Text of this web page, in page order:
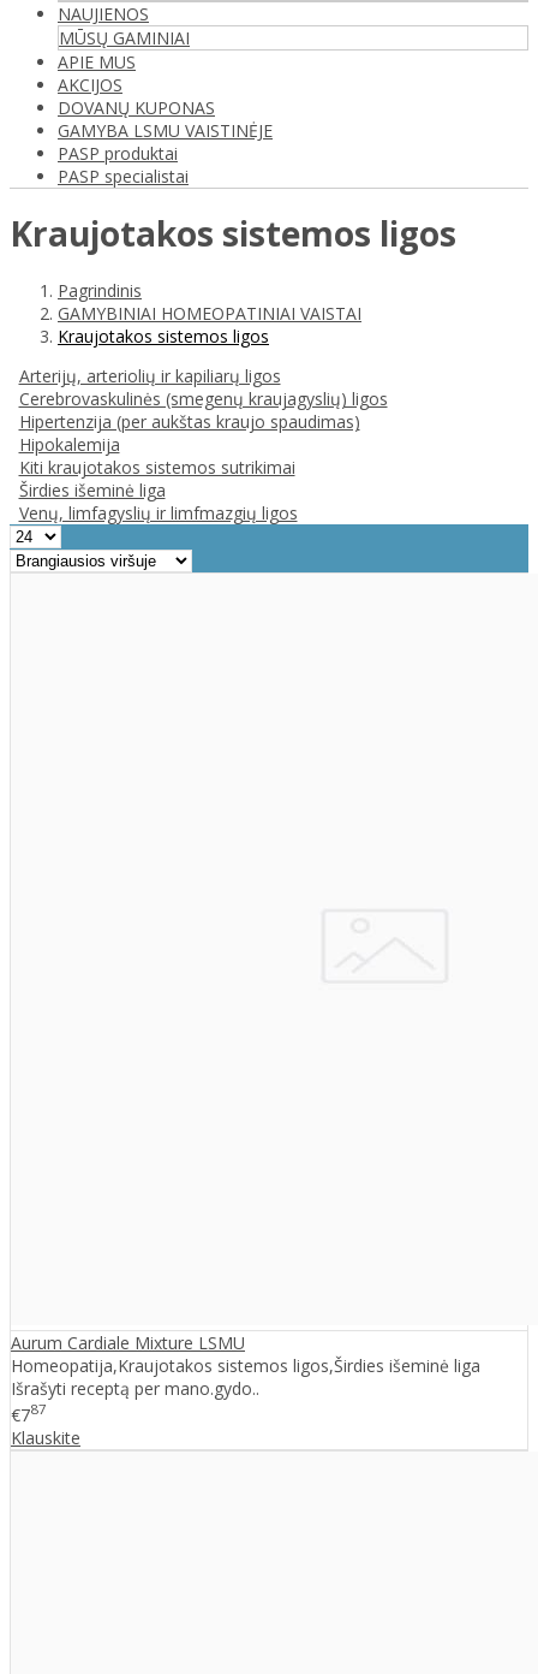
NAUJIENOS
MŪSŲ GAMINIAI
APIE MUS
AKCIJOS
DOVANŲ KUPONAS
GAMYBA LSMU VAISTINĖJE
PASP produktai
PASP specialistai
Kraujotakos sistemos ligos
Pagrindinis
GAMYBINIAI HOMEOPATINIAI VAISTAI
Kraujotakos sistemos ligos
Arterijų, arteriolių ir kapiliarų ligos
Cerebrovaskulinės (smegenų kraujagyslių) ligos
Hipertenzija (per aukštas kraujo spaudimas)
Hipokalemija
Kiti kraujotakos sistemos sutrikimai
Širdies išeminė liga
Venų, limfagyslių ir limfmazgių ligos
Aurum Cardiale Mixture LSMU
Homeopatija,Kraujotakos sistemos ligos,Širdies išeminė liga
Išrašyti receptą per mano.gydo..
€787
Klauskite